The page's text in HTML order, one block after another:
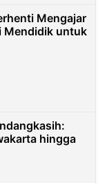
Mengajar
Mendidik untuk
hingga